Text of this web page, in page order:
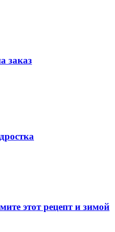
заказ
этот рецепт и зимой